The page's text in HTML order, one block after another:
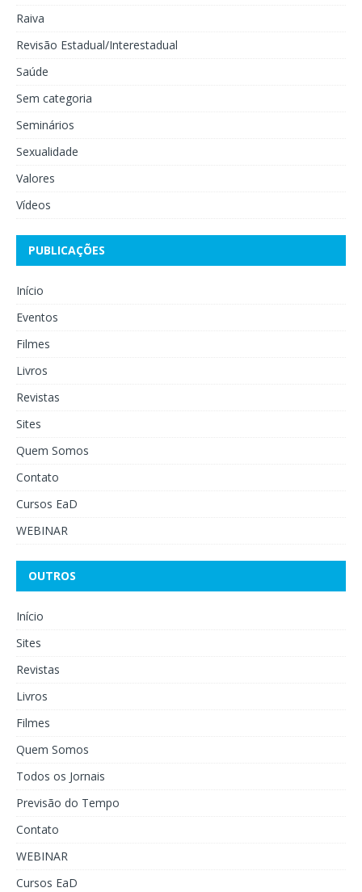
Raiva
Revisão Estadual/Interestadual
Saúde
Sem categoria
Seminários
Sexualidade
Valores
Vídeos
PUBLICAÇÕES
Início
Eventos
Filmes
Livros
Revistas
Sites
Quem Somos
Contato
Cursos EaD
WEBINAR
OUTROS
Início
Sites
Revistas
Livros
Filmes
Quem Somos
Todos os Jornais
Previsão do Tempo
Contato
WEBINAR
Cursos EaD